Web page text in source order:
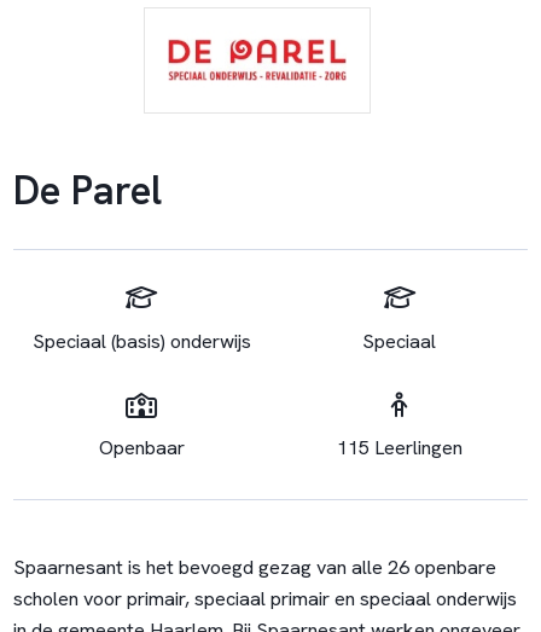
De Parel
Speciaal (basis) onderwijs Speciaal
Openbaar 115 Leerlingen
Spaarnesant is het bevoegd gezag van alle 26 openbare
scholen voor primair, speciaal primair en speciaal onderwijs